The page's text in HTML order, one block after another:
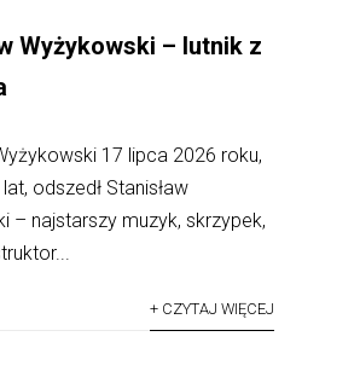
Wyżykowski – lutnik z
17 lipca 2026 roku,
odszedł Stanisław
– najstarszy muzyk, skrzypek,
+ CZYTAJ WIĘCEJ